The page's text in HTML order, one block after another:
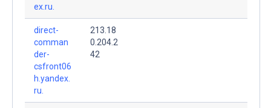
ex.ru.
direct-
comman
der-
csfront06
h.yandex.
ru.
213.18
0.204.2
42